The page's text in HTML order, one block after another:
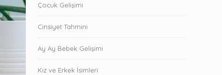
Çocuk Gelişimi
Cinsiyet Tahmini
Ay Ay Bebek Gelişimi
Kız ve Erkek İsimleri